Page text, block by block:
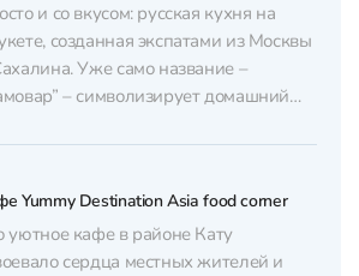
наблюдая за...
и со вкусом: русская кухня на
созданная экспатами из Москвы
Уже само название –
– символизирует домашний
в заведение частичку души:
напоминая о настоящем русском
Меню ресторана –
кулинарная ностальгия...
Yummy Destination Asia food corner
уютное кафе в районе Кату
сердца местных жителей и